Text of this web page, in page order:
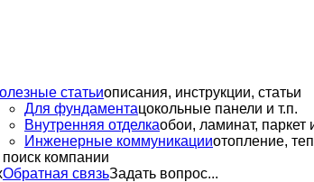
статьиописания, инструкции, статьи
Для фундаментацокольные панели и т.п.
Внутренняя отделкаобои, ламинат, паркет
Инженерные коммуникацииотопление,
поиск компании
Обратная связьЗадать вопрос...